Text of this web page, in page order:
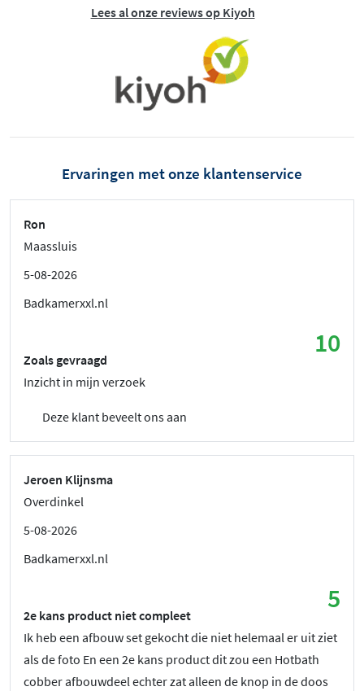
Lees al onze reviews op Kiyoh
Ervaringen met onze klantenservice
Ron
Maassluis
5-08-2026
Badkamerxxl.nl
10
Zoals gevraagd
Inzicht in mijn verzoek
Deze klant beveelt ons aan
Jeroen Klijnsma
Overdinkel
5-08-2026
Badkamerxxl.nl
5
2e kans product niet compleet
Ik heb een afbouw set gekocht die niet helemaal er uit ziet
als de foto En een 2e kans product dit zou een Hotbath
cobber afbouwdeel echter zat alleen de knop in de doos